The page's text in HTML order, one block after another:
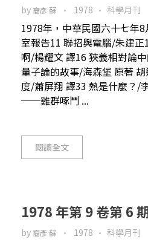
by 裔彥 蘇 1978 科學月刊
1978年，中華民國六十七年
室報告11 聯招與電腦/朱建
啊/楊耀文 譯16 狹義相對論
量子論的故事/海森堡 原著
度/蕭屏翔 譯33 熱是什麼？/
──雞群啄鬥 ...
閱讀全文
1978 年第 9 卷第 6
by 裔彥 蘇 1978 科學月刊